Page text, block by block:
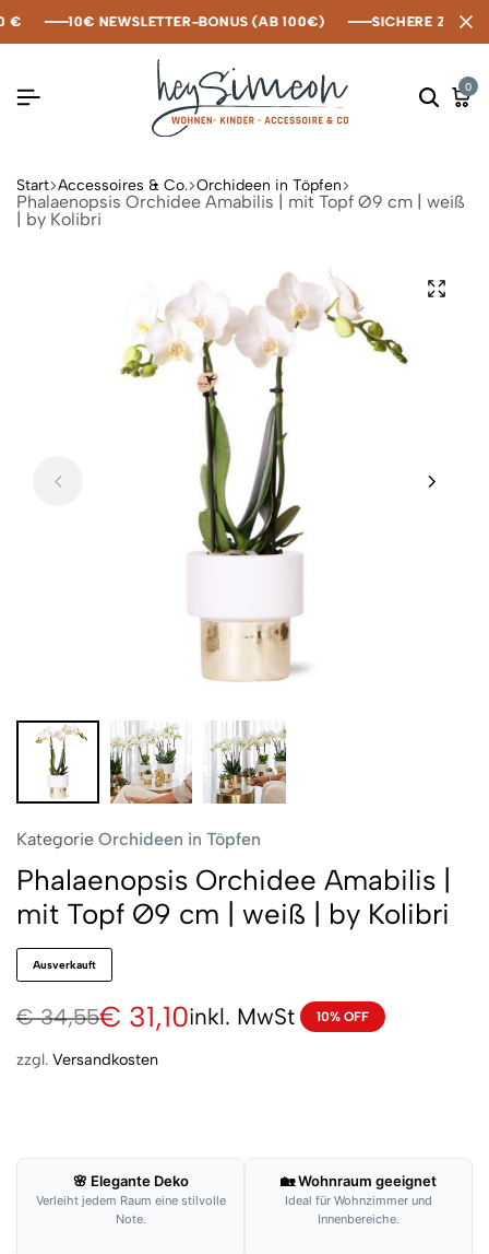
10€ NEWSLETTER-BONUS (AB 100€) SICHERE
10€ NEWSLETTER-BONUS (AB 100€) SICHERE
10€ NEWSLETTER-BONUS (AB 100€) SICHERE
0
Start Accessoires & Co. Orchideen in Töpfen
Phalaenopsis Orchidee Amabilis | mit Topf Ø9 cm | weiß
| by Kolibri
Kategorie Orchideen in Töpfen
Phalaenopsis Orchidee Amabilis |
mit Topf Ø9 cm | weiß | by Kolibri
Ausverkauft
€34,55€ 31,10 10% OFF
inkl. MwSt
zzgl. Versandkosten
🌸 Elegante Deko
Verleiht jedem Raum eine stilvolle
Note.
🏡 Wohnraum geeignet
Ideal für Wohnzimmer und
Innenbereiche.